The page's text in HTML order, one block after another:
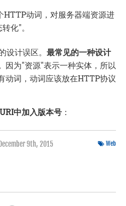
动词，对服务器端资源进
化"。
计误区。 最常见的一种设计
因为"资源"表示一种实体，所以
动词，动词应该放在HTTP协议
中加入版本号 ：
December 9th, 2015 Web